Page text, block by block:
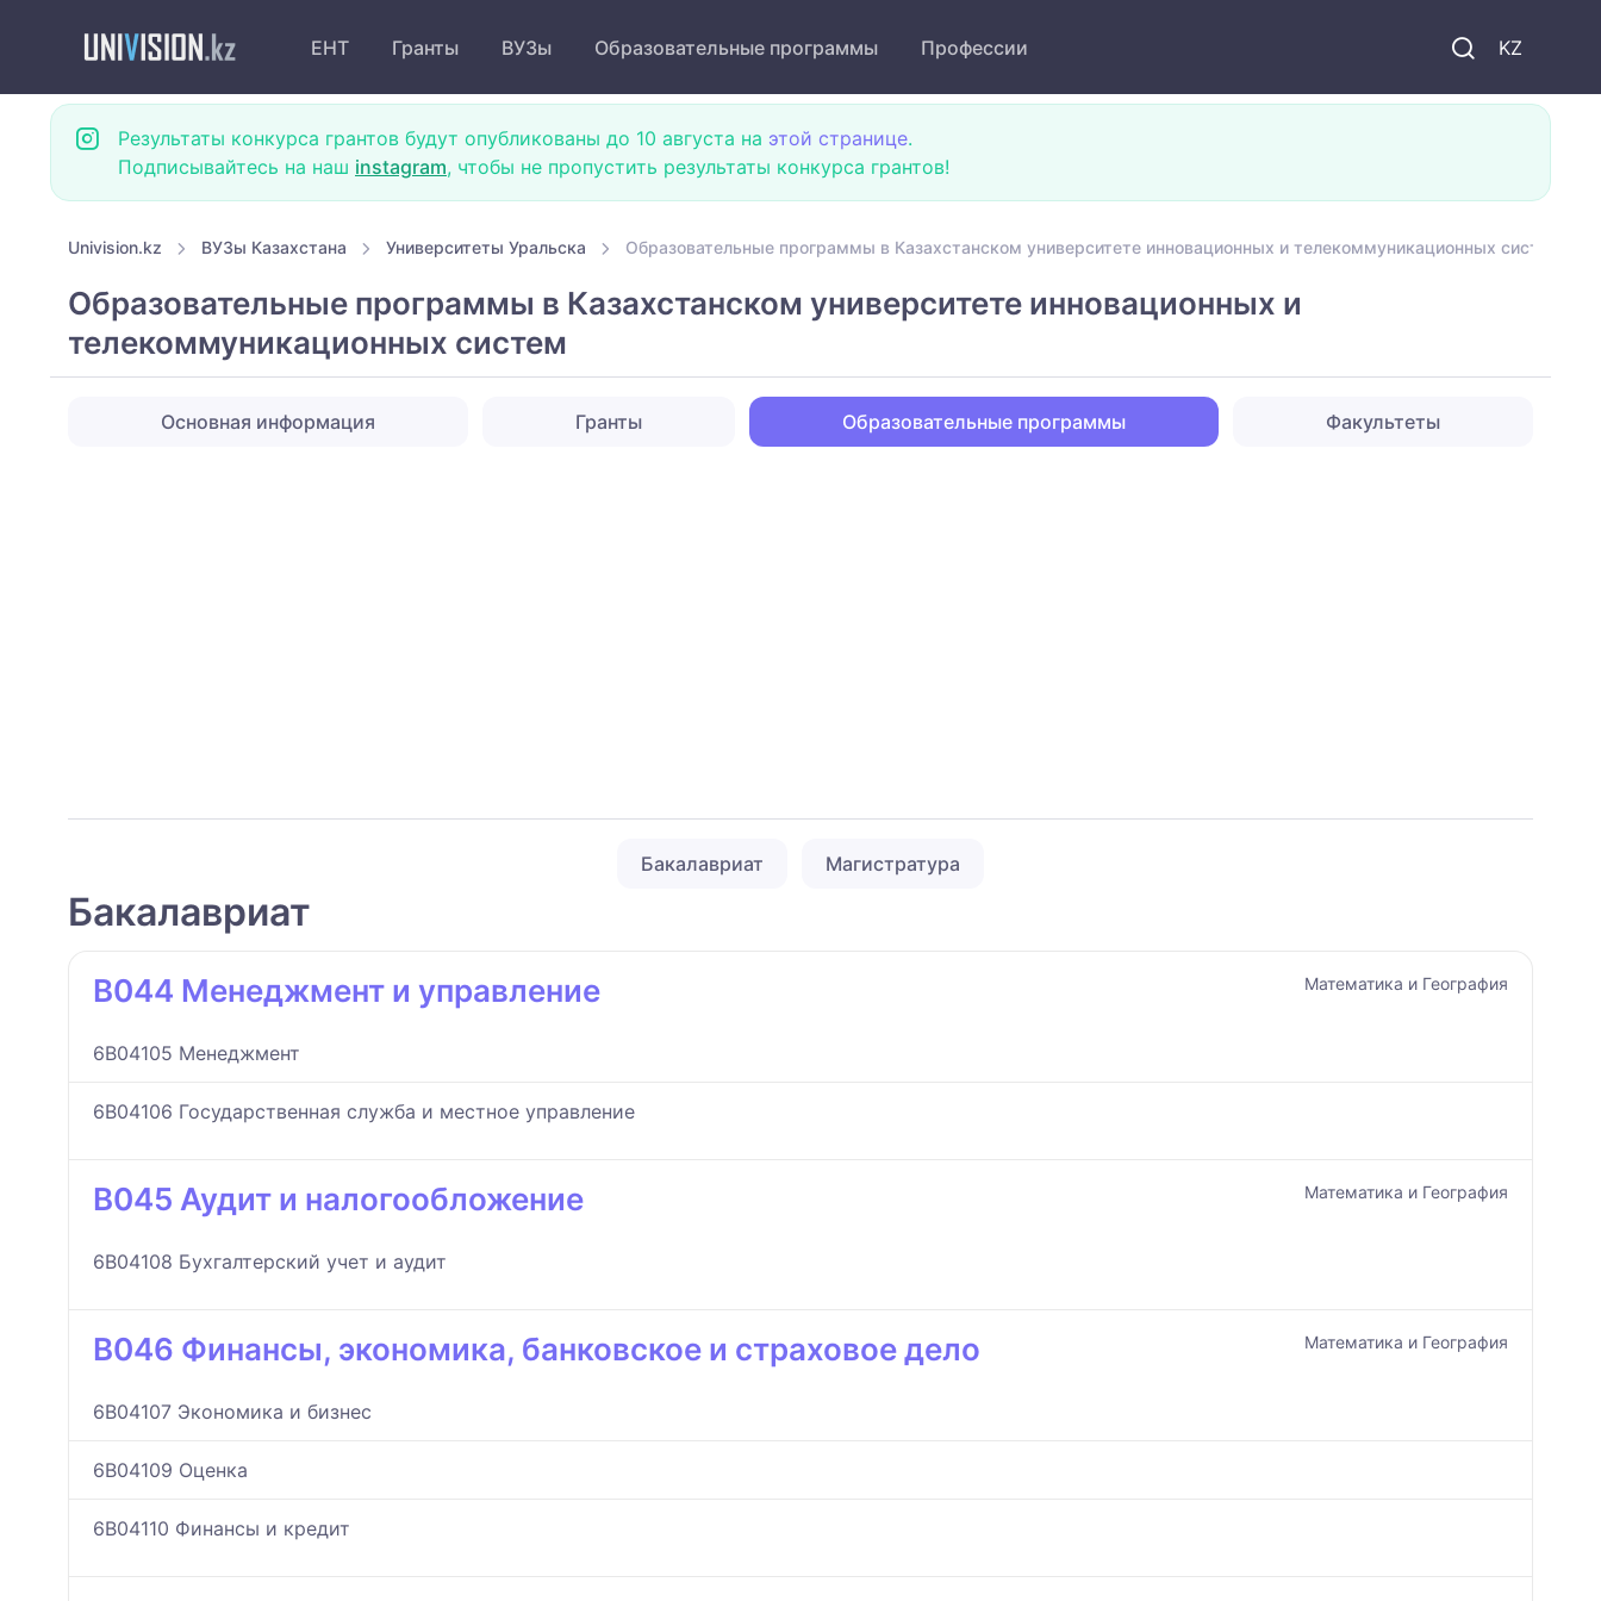
KZ
ЕНТ Гранты ВУЗы Образовательные программы Профессии
Результаты конкурса грантов будут опубликованы до 10 августа на этой странице.
Подписывайтесь на наш instagram, чтобы не пропустить результаты конкурса грантов!
Univision.kz ВУЗы Казахстана Университеты Уральска Образовательные программы в Казахстанском университете инновационных и телекоммуникационных систем
Образовательные программы в Казахстанском университете инновационных и
телекоммуникационных систем
Основная информация Гранты Образовательные программы Факультеты
Бакалавриат Магистратура
Бакалавриат
B044 Менеджмент и управление Математика и География
6B04105 Менеджмент
6B04106 Государственная служба и местное управление
B045 Аудит и налогообложение Математика и География
6B04108 Бухгалтерский учет и аудит
B046 Финансы, экономика, банковское и страховое дело Математика и География
6B04107 Экономика и бизнес
6B04109 Оценка
6B04110 Финансы и кредит